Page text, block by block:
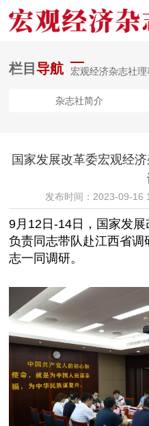
杂志社介绍
视频报道
理事会动态
关于我们
栏目导航 宏观经济杂志社理
杂志社简介
国家发展改革委宏观经
发布时间：2023-09-16
9月12日-14日，国家发
负责同志带队赴江西省调
志一同调研。